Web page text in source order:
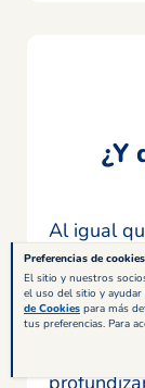
¿Y
Al igual
puede ser
Preferencias de cookies
El sitio y nuestros
el uso del sitio y
de Cookies para más
tus preferencias. Para